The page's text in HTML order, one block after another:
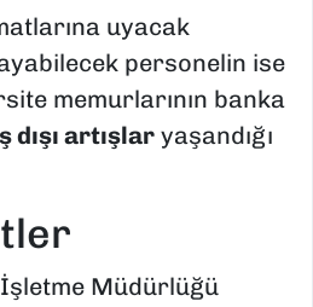
uyacak
personelin ise
memurlarının banka
dışı artışlaryaşandığı
İşletme Müdürlüğü